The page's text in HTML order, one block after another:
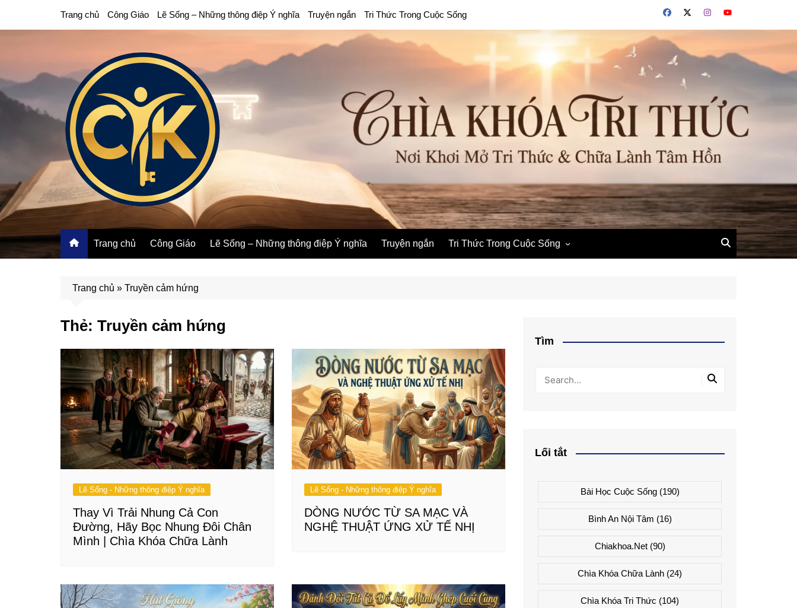
Trang chủ Công Giáo Lẽ Sống – Những thông điệp Ý nghĩa Truyện ngắn Tri Thức Trong Cuộc Sống
Trang chủ Công Giáo Lẽ Sống – Những thông điệp Ý nghĩa Truyện ngắn Tri Thức Trong Cuộc Sống
Trang chủ » Truyền cảm hứng
Thẻ: Truyền cảm hứng
Lẽ Sống - Những thông điệp Ý nghĩa
Thay Vì Trải Nhung Cả Con
Đường, Hãy Bọc Nhung Đôi Chân
Mình | Chìa Khóa Chữa Lành
Lẽ Sống - Những thông điệp Ý nghĩa
DÒNG NƯỚC TỪ SA MẠC VÀ
NGHỆ THUẬT ỨNG XỬ TẾ NHỊ
Tìm
Lối tắt
Bài Học Cuộc Sống(190)
Bình An Nội Tâm (16)
Chiakhoa.net(90)
Chìa Khóa Chữa Lành (24)
Chìa Khóa Tri Thức (104)